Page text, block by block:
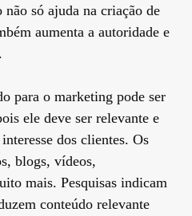
só ajuda na criação de
aumenta a autoridade e
para o marketing pode ser
ele deve ser relevante e
dos clientes. Os
blogs, vídeos,
mais. Pesquisas indicam
conteúdo relevante